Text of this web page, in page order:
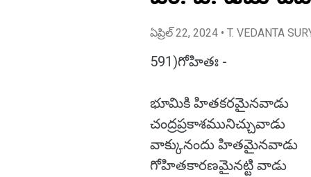
ఏప్రిల్ 22, 2024 • T. VEDANTA
591)గోహితః -
భూమికి హితకరమైనవాడు
చంద్రప్రకాశమునిచ్చువాడు
వాక్కునందు హితమైనవాడు
గోహితకారణమైనట్టి వాడు